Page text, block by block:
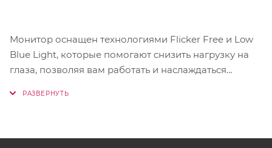
Монитор оснащен технологиями Flicker Free и Low
Blue Light, которые помогают снизить нагрузку на
глаза, позволяя вам работать и наслаждаться